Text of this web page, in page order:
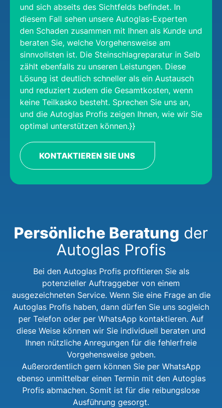
und sich abseits des Sichtfelds befindet. In
diesem Fall sehen unsere Autoglas-Experten
den Schaden zusammen mit Ihnen als Kunde und
beraten Sie, welche Vorgehensweise am
sinnvollsten ist. Die Steinschlagreparatur in Selb
zählt ebenfalls zu unseren Leistungen. Diese
Lösung ist deutlich schneller als ein Austausch
und reduziert zudem die Gesamtkosten, wenn
keine Teilkasko besteht. Sprechen Sie uns an,
und die Autoglas Profis zeigen Ihnen, wie wir Sie
optimal unterstützen können.}}
KONTAKTIEREN SIE UNS
Persönliche Beratung der
Autoglas Profis
Bei den Autoglas Profis profitieren Sie als
potenzieller Auftraggeber von einem
ausgezeichneten Service. Wenn Sie eine Frage an die
Autoglas Profis haben, dann dürfen Sie uns sogleich
per Telefon oder per WhatsApp kontaktieren. Auf
diese Weise können wir Sie individuell beraten und
Ihnen nützliche Anregungen für die fehlerfreie
Vorgehensweise geben.
Außerordentlich gern können Sie per WhatsApp
ebenso unmittelbar einen Termin mit den Autoglas
Profis abmachen. Somit ist für die reibungslose
Ausführung gesorgt.